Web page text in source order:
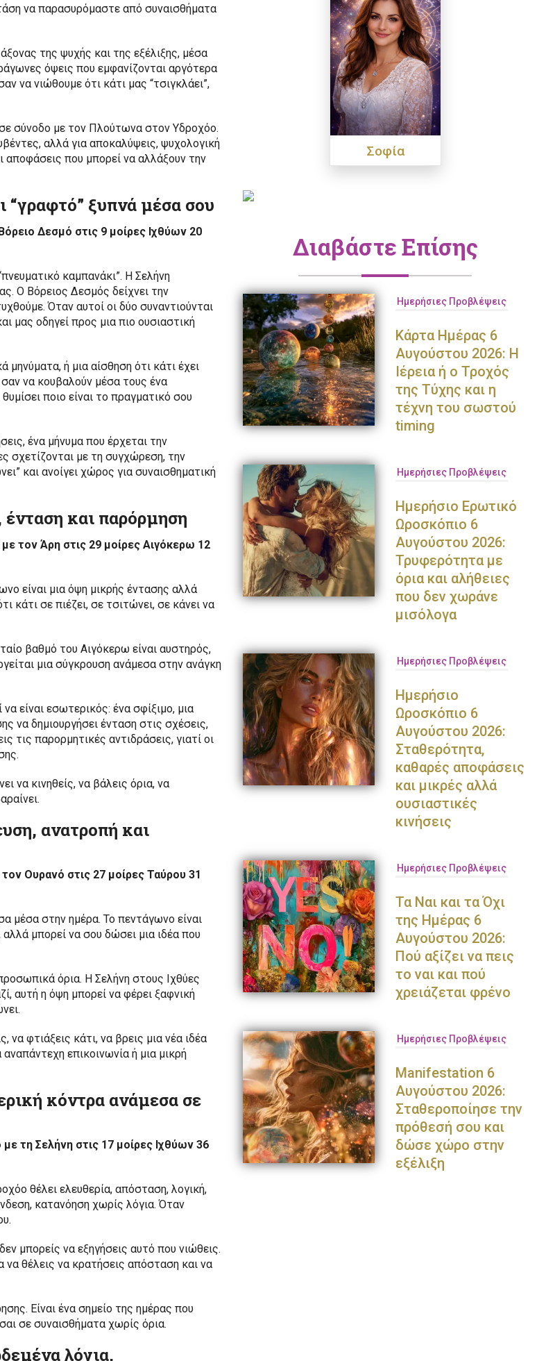
να παρασυρόμαστε από συναισθήματα
της ψυχής και της εξέλιξης, μέσα
όψεις που εμφανίζονται αργότερα
να νιώθουμε ότι κάτι μας “τσιγκλάει”,
σύνοδο με τον Πλούτωνα στον Υδροχόο.
αλλά για αποκαλύψεις, ψυχολογική
αποφάσεις που μπορεί να αλλάξουν την
“γραφτό” ξυπνά μέσα σου
Δεσμό στις 9 μοίρες Ιχθύων 20
καμπανάκι”. Η Σελήνη
Ο Βόρειος Δεσμός δείχνει την
Όταν αυτοί οι δύο συναντιούνται
μας οδηγεί προς μια πιο ουσιαστική
ή μια αίσθηση ότι κάτι έχει
σαν να κουβαλούν μέσα τους ένα
ποιο είναι το πραγματικό σου
ένα μήνυμα που έρχεται την
σχετίζονται με τη συγχώρεση, την
και ανοίγει χώρος για συναισθηματική
και παρόρμηση
τον Άρη στις 29 μοίρες Αιγόκερω 12
είναι μια όψη μικρής έντασης αλλά
κάτι σε πιέζει, σε τσιτώνει, σε κάνει να
βαθμό του Αιγόκερω είναι αυστηρός,
μια σύγκρουση ανάμεσα στην ανάγκη
είναι εσωτερικός: ένα σφίξιμο, μια
να δημιουργήσει ένταση στις σχέσεις,
τις παρορμητικές αντιδράσεις, γιατί οι
να κινηθείς, να βάλεις όρια, να
ανατροπή και
Ουρανό στις 27 μοίρες Ταύρου 31
μέσα στην ημέρα. Το πεντάγωνο είναι
αλλά μπορεί να σου δώσει μια ιδέα που
όρια. Η Σελήνη στους Ιχθύες
αυτή η όψη μπορεί να φέρει ξαφνική
να φτιάξεις κάτι, να βρεις μια νέα ιδέα
επικοινωνία ή μια μικρή
κόντρα ανάμεσα σε
τη Σελήνη στις 17 μοίρες Ιχθύων 36
θέλει ελευθερία, απόσταση, λογική,
κατανόηση χωρίς λόγια. Όταν
μπορείς να εξηγήσεις αυτό που νιώθεις.
να θέλεις να κρατήσεις απόσταση και να
Είναι ένα σημείο της ημέρας που
σε συναισθήματα χωρίς όρια.
λόγια,
Σοφία
Διαβάστε Επίσης
Ημερήσιες Προβλέψεις
Κάρτα Ημέρας 6
Αυγούστου 2026: Η
Ιέρεια ή ο Τροχός
της Τύχης και η
τέχνη του σωστού
timing
Ημερήσιες Προβλέψεις
Ημερήσιο Ερωτικό
Ωροσκόπιο 6
Αυγούστου 2026:
Τρυφερότητα με
όρια και αλήθειες
που δεν χωράνε
μισόλογα
Ημερήσιες Προβλέψεις
Ημερήσιο
Ωροσκόπιο 6
Αυγούστου 2026:
Σταθερότητα,
καθαρές αποφάσεις
και μικρές αλλά
ουσιαστικές
κινήσεις
Ημερήσιες Προβλέψεις
Τα Ναι και τα Όχι
της Ημέρας 6
Αυγούστου 2026:
Πού αξίζει να πεις
το ναι και πού
χρειάζεται φρένο
Ημερήσιες Προβλέψεις
Manifestation 6
Αυγούστου 2026:
Σταθεροποίησε την
πρόθεσή σου και
δώσε χώρο στην
εξέλιξη